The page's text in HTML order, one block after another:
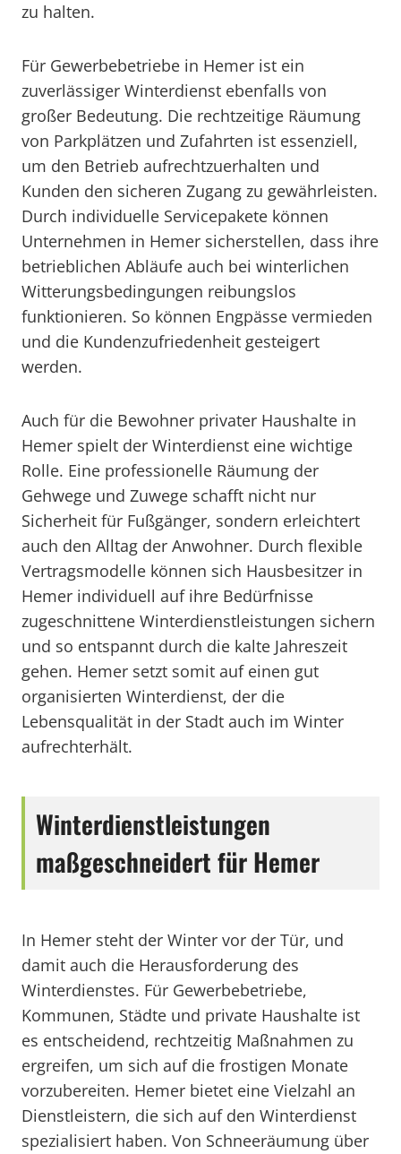
zu halten.
Für Gewerbebetriebe in Hemer ist ein
zuverlässiger Winterdienst ebenfalls von
großer Bedeutung. Die rechtzeitige Räumung
von Parkplätzen und Zufahrten ist essenziell,
um den Betrieb aufrechtzuerhalten und
Kunden den sicheren Zugang zu gewährleisten.
Durch individuelle Servicepakete können
Unternehmen in Hemer sicherstellen, dass ihre
betrieblichen Abläufe auch bei winterlichen
Witterungsbedingungen reibungslos
funktionieren. So können Engpässe vermieden
und die Kundenzufriedenheit gesteigert
werden.
Auch für die Bewohner privater Haushalte in
Hemer spielt der Winterdienst eine wichtige
Rolle. Eine professionelle Räumung der
Gehwege und Zuwege schafft nicht nur
Sicherheit für Fußgänger, sondern erleichtert
auch den Alltag der Anwohner. Durch flexible
Vertragsmodelle können sich Hausbesitzer in
Hemer individuell auf ihre Bedürfnisse
zugeschnittene Winterdienstleistungen sichern
und so entspannt durch die kalte Jahreszeit
gehen. Hemer setzt somit auf einen gut
organisierten Winterdienst, der die
Lebensqualität in der Stadt auch im Winter
aufrechterhält.
Winterdienstleistungen
maßgeschneidert für Hemer
In Hemer steht der Winter vor der Tür, und
damit auch die Herausforderung des
Winterdienstes. Für Gewerbebetriebe,
Kommunen, Städte und private Haushalte ist
es entscheidend, rechtzeitig Maßnahmen zu
ergreifen, um sich auf die frostigen Monate
vorzubereiten. Hemer bietet eine Vielzahl an
Dienstleistern, die sich auf den Winterdienst
spezialisiert haben. Von Schneeräumung über